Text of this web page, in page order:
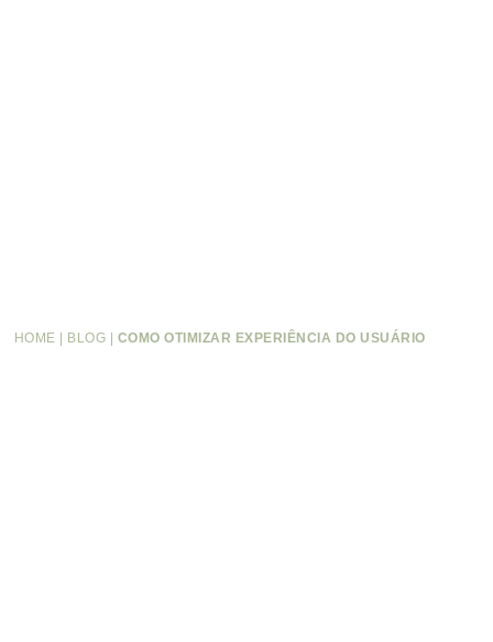
HOME BLOG COMO OTIMIZAR EXPERIÊNCIA DO USUÁRIO